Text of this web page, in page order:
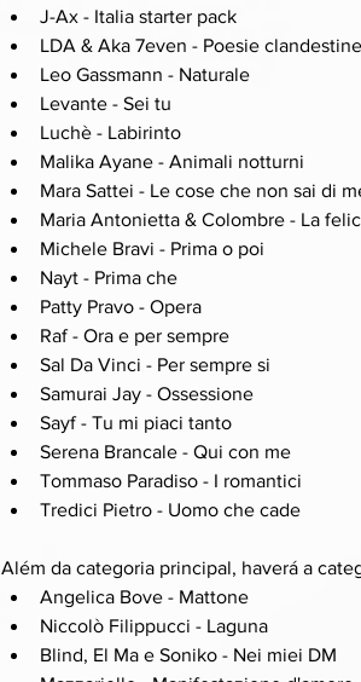
J-Ax - Italia starter pack
LDA & Aka 7even - Poesie clandestine
Leo Gassmann - Naturale
Levante - Sei tu
Luchè - Labirinto
Malika Ayane - Animali notturni
Mara Sattei - Le cose che non sai di
Maria Antonietta & Colombre - La
Michele Bravi - Prima o poi
Nayt - Prima che
Patty Pravo - Opera
Raf - Ora e per sempre
Sal Da Vinci - Per sempre si
Samurai Jay - Ossessione
Sayf - Tu mi piaci tanto
Serena Brancale - Qui con me
Tommaso Paradiso - I romantici
Tredici Pietro - Uomo che cade
Além da categoria principal, haverá a
Angelica Bove - Mattone
Niccolò Filippucci - Laguna
Blind, El Ma e Soniko - Nei miei DM